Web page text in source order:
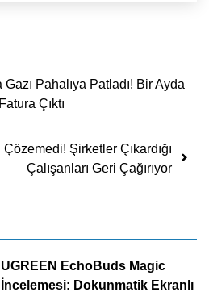
Pahalıya Patladı! Bir Ayda
Çıktı
Şirketler Çıkardığı
Çalışanları Geri Çağırıyor
UGREEN EchoBuds Magic
İncelemesi: Dokunmatik Ekranlı